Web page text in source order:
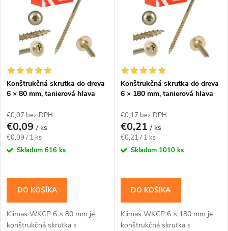
Konštrukčná skrutka do dreva
6 × 80 mm, tanierová hlava
€0,07 bez DPH
€0,09/ ks
Jednotková
cena:
€0,09 / 1 ks
Skladom 616 ks
DO KOŠÍKA
Klimas WKCP 6 × 80 mm je
konštrukčná skrutka s
Konštrukčná skrutka do dreva
6 × 180 mm, tanierová hlava
€0,17 bez DPH
€0,21/ ks
Jednotková
cena:
€0,21 / 1 ks
Skladom 1010 ks
DO KOŠÍKA
Klimas WKCP 6 × 180 mm je
konštrukčná skrutka s